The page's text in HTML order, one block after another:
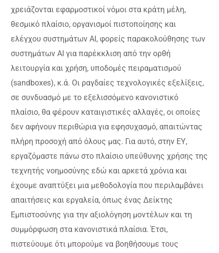
χρειάζονται εφαρμοστικοί νόμοι στα κράτη μέλη,
θεσμικό πλαίσιο, οργανισμοί πιστοποίησης και
ελέγχου συστημάτων ΑΙ, φορείς παρακολούθησης των
συστημάτων ΑΙ για παρέκκλιση από την ορθή
λειτουργία και χρήση, υποδομές πειραματισμού
(sandboxes), κ.ά. Οι ραγδαίες τεχνολογικές εξελίξεις,
σε συνδυασμό με το εξελισσόμενο κανονιστικό
πλαίσιο, θα φέρουν καταιγιστικές αλλαγές, οι οποίες
δεν αφήνουν περιθώρια για εφησυχασμό, απαιτώντας
πλήρη προσοχή από όλους μας. Για αυτό, στην ΕΥ,
εργαζόμαστε πάνω στο πλαίσιο υπεύθυνης χρήσης της
τεχνητής νοημοσύνης εδώ και αρκετά χρόνια και
έχουμε αναπτύξει μια μεθοδολογία που περιλαμβάνει
απαιτήσεις και εργαλεία, όπως ένας Δείκτης
Εμπιστοσύνης για την αξιολόγηση μοντέλων και τη
συμμόρφωση στα κανονιστικά πλαίσια. Έτσι,
πιστεύουμε ότι μπορούμε να βοηθήσουμε τους